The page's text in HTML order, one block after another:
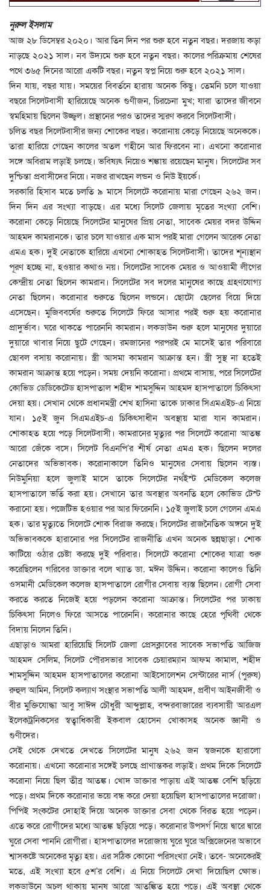
নুরুল ইসলাম
আজ ২৮ ডিসেম্বর ২০২০। আর তিন দিন পর শুরু হবে নতুন বছর। দরজায় কড়া
নাড়ছে ২০২১ সাল। নব উদ্যমে শুরু হবে নতুন বছর। কালের পরিক্রমায় শেষের
পথে ৩৬৫ দিনের আরো একটি বছর। নতুন স্বপ্ন নিয়ে শুরু হবে ২০২১ সাল।
দিন যায়, বছর যায়। সময়ের বিবর্তনে হারায় অনেক কিছু। তেমনি চলে যাওয়া
বছরে সিলেটবাসী হারিয়েছে অনেক গুণীজন, চিরচেনা মুখ; যারা তাদের জীবনে
স্বমহিমায় ছিলেন উজ্জ্বল। প্রস্থানের পরও তাদের স্মরণ করবে সিলেটবাসী।
চলিত বছর সিলেটবাসীর জন্য শোকের বছর। করোনায় কেড়ে নিয়েছে অনেককে।
তারা হারিয়ে গেছেন কালের অতল গহীনে আর ফিরবেন না। এখনো করোনার
সঙ্গে অবিরাম লড়াই চলছে। ভবিষ্যৎ নিয়েও শঙ্কায় রয়েছেন মানুষ। সিলেটের সব
দুশ্চিন্তা প্রবাসীদের নিয়ে। নজর রাখছেন লন্ডন ও নিউ ইয়র্কে।
সরকারি হিসাব মতে চলতি ৯ মাসে সিলেটে করোনায় মারা গেছেন ২৬২ জন।
দিন দিন এর সংখ্যা বাড়ছে। এর মধ্যে সিলেট জেলায় মৃতের সংখ্যা বেশি।
করোনা কেড়ে নিয়েছে সিলেটের মানুষের প্রিয় নেতা, সাবেক মেয়র বদর উদ্দিন
আহমদ কামরানকে। তার চলে যাওয়ার এক মাস পরই মারা গেলেন আরেক নেতা
এমএ হক। দুই নেতাকে হারিয়ে এখনো শোকাহত সিলেটবাসী। তাদের শূন্যস্থান
পূরণ হচ্ছে না, হওয়ার কথাও নয়। সিলেটের সাবেক মেয়র ও আওয়ামী লীগের
কেন্দ্রীয় নেতা ছিলেন কামরান। সিলেটের সব দলের মানুষের কাছে গ্রহণযোগ্য
নেতা ছিলেন। করোনার শুরুতে ছিলেন লন্ডনে। ছোটো ছেলের বিয়ে দিয়ে
এসেছেন। মুজিববর্ষের শুরুতে সিলেটে ফিরে আসার পরই শুরু হয় করোনার
প্রাদুর্ভাব। ঘরে থাকতে পারেননি কামরান। লকডাউন শুরু হলে মানুষের দুয়ারে
দুয়ারে খাবার নিয়ে ছুটে গেছেন। রমজানের পরপরই মে মাসেই তার পরিবারে
ছোবল বসায় করোনায়। স্ত্রী আসমা কামরান আক্রান্ত হন। স্ত্রী সুস্থ না হতেই
কামরান আক্রান্ত হয়ে পড়েন। সময় দেয়নি করোনা। প্রথমে বাসায়, পরে সিলেটের
কোভিড ডেডিকেটেড হাসপাতাল শহীদ শামসুদ্দিন আহমদ হাসপাতালে চিকিৎসা
দেয়া হয়। সেখান থেকে প্রধানমন্ত্রী শেখ হাসিনা তাকে ঢাকার সিএমএইচ-এ নিয়ে
যান। ১৫ই জুন সিএমএইচ-এ চিকিৎসাধীন অবস্থায় মারা যান কামরান।
শোকাহত হয়ে পড়ে সিলেটবাসী। কামরানের মৃত্যুর পর সিলেটে করোনা আতঙ্ক
আরো জেঁকে বসে। সিলেট বিএনপি’র শীর্ষ নেতা এমএ হক। ছিলেন দলের
নেতাদের অভিভাবক। করোনাকালে তিনিও মানুষের সেবায় ছিলেন ব্যস্ত।
নিউমুনিয়া হলে জুলাই মাসে তাকে সিলেটের নর্থইস্ট মেডিকেল কলেজ
হাসপাতালে ভর্তি করা হয়। সেখানে তার অবস্থার অবনতি হলে কোভিড টেস্ট
করানো হয়। পজেটিভ হওয়ার পর আর ফিরেননি। ১৫ই জুলাই চলে গেলেন এমএ
হক। তার মৃত্যুতে সিলেটে শোক বিরাজ করছে। সিলেটের রাজনৈতিক অঙ্গনে দুই
অভিভাবককে হারানোর পর সিলেটের রাজনীতি এখন অনেক ছন্নছাড়া। শোক
কাটিয়ে ওঠার চেষ্টা করছে দুই পরিবার। সিলেটে করোনা শোকের যাত্রা শুরু
করেছিলেন গরিবের ডাক্তার বলে খ্যাত ডা. মঈন উদ্দিন। করোনা কালেও তিনি
ওসমানী মেডিকেল কলেজ হাসপাতালে রোগীর সেবায় ব্যস্ত ছিলেন। রোগী সেবা
করতে করতে নিজেই হয়ে পড়লেন করোনা আক্রান্ত। সিলেটের পর ঢাকায়
চিকিৎসা নিলেও ফিরে আসতে পারেননি। করোনার কাছে হেরে পৃথিবী থেকে
বিদায় নিলেন তিনি।
এছাড়াও আমরা হারিয়েছি সিলেট জেলা প্রেসক্লাবের সাবেক সভাপতি আজিজ
আহমদ সেলিম, সিলেট পৌরসভার সাবেক চেয়ারম্যান আফম কামাল, শহীদ
শামসুদ্দিন আহমদ হাসপাতালের করোনা আইসোলেশন সেন্টারের নার্স (পুরুষ)
রুহুল আমিন, সিলেট কল্যাণ সংস্থার সভাপতি আলী আহমদ, প্রবীণ আইনজীবী ও
বীর মুক্তিযোদ্ধা আবু সাঈদ চৌধুরী আব্দুল্লাহ, বন্দরবাজারের ব্যবসায়ী আরএল
ইলেকট্রনিকসের স্বত্বাধিকারী ইকবাল হোসেন খোকাসহ অনেক জ্ঞানী ও
গুণীদের।
সেই থেকে দেখতে দেখতে সিলেটের মানুষ ২৬২ জন স্বজনকে হারালো
করোনায়। এখনো করোনার সঙ্গেই চলছে প্রাণান্তকর লড়াই। প্রথম দিকে সিলেটে
করোনা নিয়ে ছিল তীব্র আতঙ্ক। খোদ ডাক্তার পাড়ায় এই আতঙ্ক বেশি ছড়িয়ে
পড়ে। প্রথম দিকে করোনার ভয়ে বন্ধ করে দেয়া হয়েছিল হাসপাতালের দরোজা।
পিপিই সংকটের দোহাই দিয়ে অনেক ডাক্তার সেবা থেকে বিরত হয়ে পড়েন।
এতে করে রোগীদের মধ্যে আতঙ্ক ছড়িয়ে পড়ে। করোনার উপসর্গ নিয়ে দ্বারে দ্বারে
ঘুরে সেবা পাননি রোগীরা। হাসপাতালের দরোজায় ঘুরে ঘুরে অক্সিজেনের অভাবে
শ্বাসকষ্টে অনেকের মৃত্যু হয়। এর সঠিক কোনো পরিসংখ্যা নেই। তবে- অনেকেরই
মতে, এই সংখ্যা হবে ৫শ’র বেশি। এ নিয়ে সিলেটে দেখা দিয়েছিল ক্ষোভ।
লকডাউনে অচল থাকায় মানুষ আরো আতঙ্কিত হয়ে পড়ে। এই অবস্থা থেকে